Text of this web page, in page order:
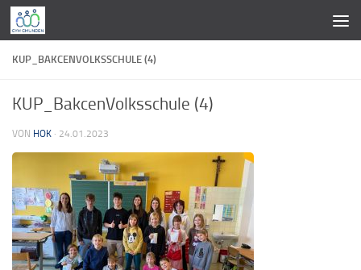
Zum Inhalt springen
KUP_BAKCENVOLKSSCHULE (4)
KUP_BakcenVolksschule (4)
VON HOK · 24.01.2023